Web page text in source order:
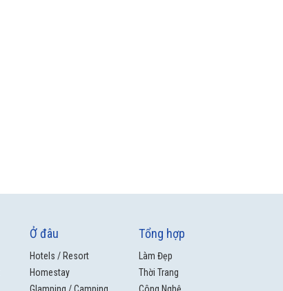
Ở đâu
Hotels / Resort
Homestay
Tổng hợp
Làm Đẹp
Thời Trang